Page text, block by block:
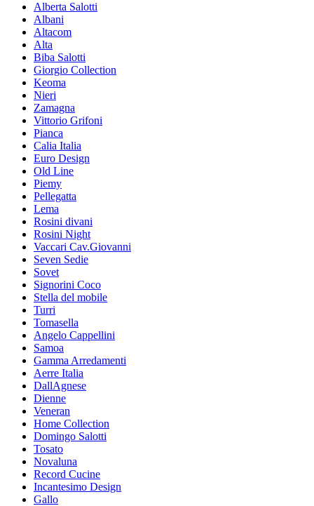
Alberta Salotti
Albani
Altacom
Alta
Biba Salotti
Giorgio Collection
Keoma
Nieri
Zamagna
Vittorio Grifoni
Pianca
Calia Italia
Euro Design
Old Line
Piemy
Pellegatta
Lema
Rosini divani
Rosini Night
Vaccari Cav.Giovanni
Seven Sedie
Sovet
Signorini Coco
Stella del mobile
Turri
Tomasella
Angelo Cappellini
Samoa
Gamma Arredamenti
Aerre Italia
DallAgnese
Dienne
Veneran
Home Collection
Domingo Salotti
Tosato
Novaluna
Record Cucine
Incantesimo Design
Gallo